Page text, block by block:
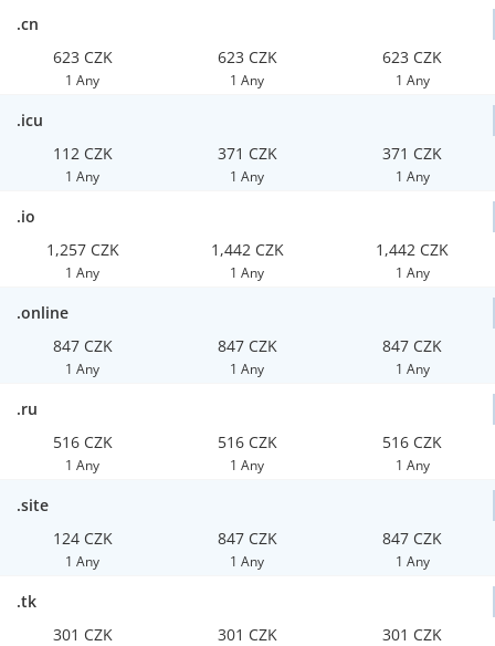
.cn
623 CZK
1 Any
623 CZK
1 Any
623 CZK
1 Any
.icu
112 CZK
1 Any
371 CZK
1 Any
371 CZK
1 Any
.io
1,257 CZK
1 Any
1,442 CZK
1 Any
1,442 CZK
1 Any
.online
847 CZK
1 Any
847 CZK
1 Any
847 CZK
1 Any
.ru
516 CZK
1 Any
516 CZK
1 Any
516 CZK
1 Any
.site
124 CZK
1 Any
847 CZK
1 Any
847 CZK
1 Any
.tk
301 CZK
301 CZK 301 CZK